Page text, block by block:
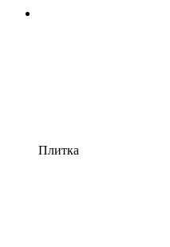
Плитка